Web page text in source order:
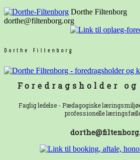
Dorthe Filtenborg
dorthe@filtenborg.org
Dorthe Filtenborg
Foredragsholder
Faglig ledelse - Pædagogiske
professionelle